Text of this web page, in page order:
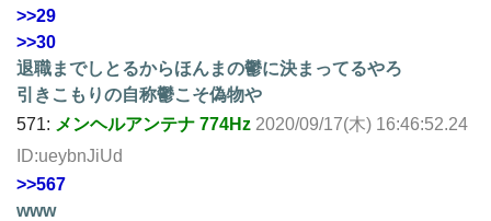
>>29
>>30
退職までしとるからほんまの鬱に決まってるやろ
引きこもりの自称鬱こそ偽物や
571: メンヘルアンテナ 774Hz 2020/09/17(木) 16:46:52.24
ID:ueybnJiUd
>>567
www